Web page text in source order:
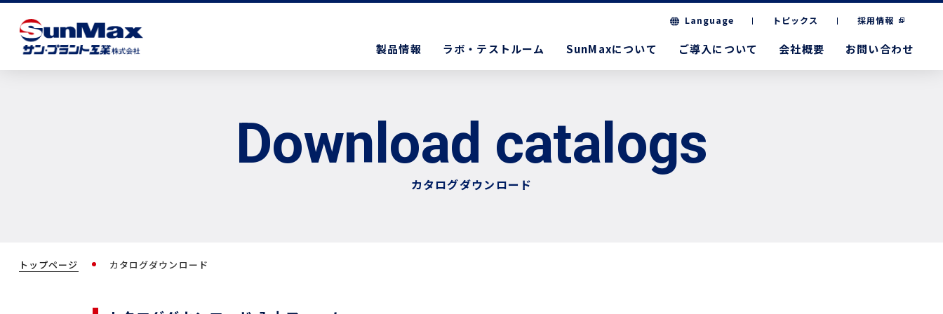
Language トピックス 採用情報
製品情報 ラボ・テストルーム SunMaxについて ご導入について 会社概要 お問い合わせ
Download catalogs
カタログダウンロード
トップページ カタログダウンロード